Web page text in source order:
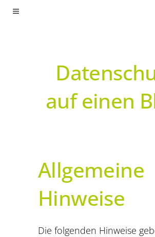
auf einen
Allgemeine
Hinweise
Die folgenden Hinweise